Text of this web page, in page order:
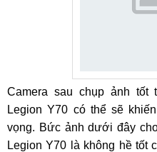
Camera sau chụp ảnh tốt
Legion Y70 có thể sẽ
vọng. Bức ảnh dưới đây
Legion Y70 là không hề tốt